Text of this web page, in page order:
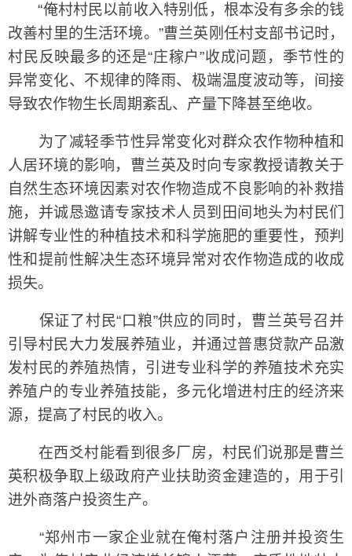
“俺村村民以前收入特别低，根本没有多余的钱
改善村里的生活环境。”曹兰英刚任村支部书记时，
村民反映最多的还是“庄稼户”收成问题，季节性的
异常变化、不规律的降雨、极端温度波动等，间接
导致农作物生长周期紊乱、产量下降甚至绝收。
为了减轻季节性异常变化对群众农作物种植和
人居环境的影响，曹兰英及时向专家教授请教关于
自然生态环境因素对农作物造成不良影响的补救措
施，并诚恳邀请专家技术人员到田间地头为村民们
讲解专业性的种植技术和科学施肥的重要性，预判
性和提前性解决生态环境异常对农作物造成的收成
损失。
保证了村民“口粮”供应的同时，曹兰英号召并
引导村民大力发展养殖业，并通过普惠贷款产品激
发村民的养殖热情，引进专业科学的养殖技术充实
养殖户的专业养殖技能，多元化增进村庄的经济来
源，提高了村民的收入。
在西爻村能看到很多厂房，村民们说那是曹兰
英积极争取上级政府产业扶助资金建造的，用于引
进外商落户投资生产。
“郑州市一家企业就在俺村落户注册并投资生